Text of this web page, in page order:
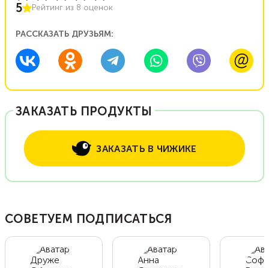
5 Рейтинг из 8 оценок
РАССКАЗАТЬ ДРУЗЬЯМ:
ЗАКАЗАТЬ ПРОДУКТЫ
ЗАКАЗАТЬ В ЧИЖИКЕ
СОВЕТУЕМ ПОДПИСАТЬСЯ